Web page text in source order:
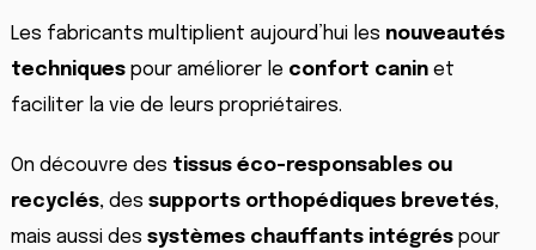
Les fabricants multiplient aujourd’hui les nouveautés
techniquespour améliorer le confort caninet
faciliter la vie de leurs propriétaires.
On découvre des tissus éco-responsables ou
recyclés, des supports orthopédiques brevetés,
mais aussi des systèmes chauffants intégréspour